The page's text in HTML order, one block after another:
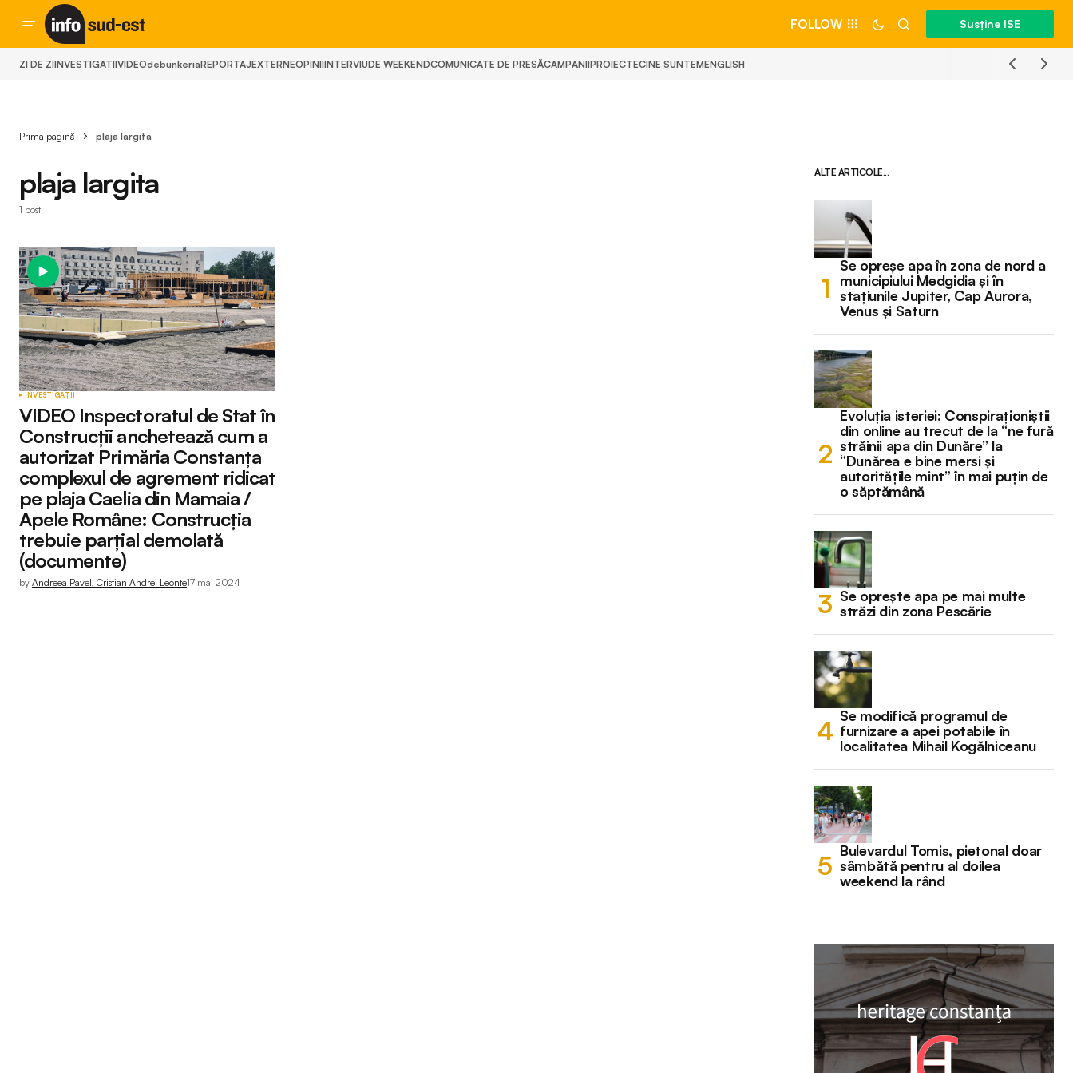
FOLLOW Susține ISE
ZI DE ZIINVESTIGAȚIIVIDEOdebunkeriaREPORTAJEXTERNEOPINIIINTERVIUDE WEEKENDCOMUNICATE DE PRESĂCAMPANIIPROIECTECINE SUNTEMENGLISH
Prima pagină plaja largita
plaja largita
1 post
INVESTIGAȚII
VIDEO Inspectoratul de Stat în
Construcții anchetează cum a
autorizat Primăria Constanța
complexul de agrement ridicat
pe plaja Caelia din Mamaia /
Apele Române: Construcția
trebuie parțial demolată
(documente)
by Andreea Pavel, Cristian Andrei Leonte17 mai 2024
ALTE ARTICOLE...
Se opreșe apa în zona de nord a
municipiului Medgidia și în
stațiunile Jupiter, Cap Aurora,
Venus și Saturn
Evoluția isteriei: Conspiraționiștii
din online au trecut de la “ne fură
străinii apa din Dunăre” la
“Dunărea e bine mersi și
autoritățile mint” în mai puțin de
o săptămână
Se oprește apa pe mai multe
străzi din zona Pescărie
Se modifică programul de
furnizare a apei potabile în
localitatea Mihail Kogălniceanu
Bulevardul Tomis, pietonal doar
sâmbătă pentru al doilea
weekend la rând